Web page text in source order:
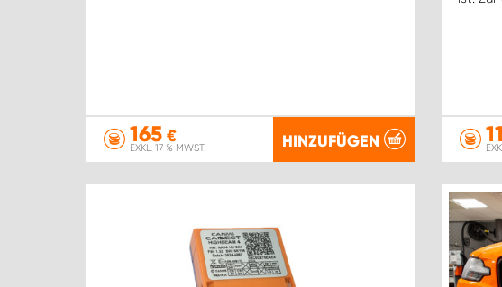
165 €
EXKL. 17 % MWST. HINZUFÜGEN